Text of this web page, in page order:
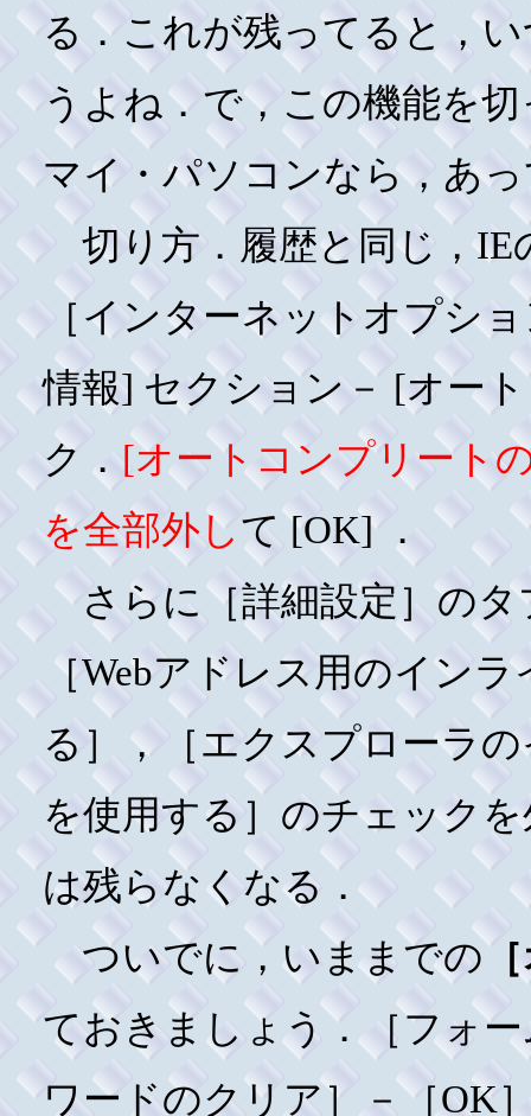
る．これが残ってると，
うよね．で，この機能を
マイ・パソコンなら，あ
切り方．履歴と同じ，IE
［インターネットオプシ
情報] セクション－ [オー
ク． [オートコンプリート
を全部外して [OK] ．
さらに［詳細設定］の
［Webアドレス用のイン
る］，［エクスプローラ
を使用する］のチェック
は残らなくなる．
ついでに，いままでの
ておきましょう．［フォ
ワードのクリア］－［OK